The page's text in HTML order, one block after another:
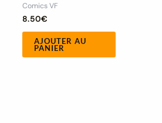
Comics VF
8.50€
AJOUTER AU
PANIER